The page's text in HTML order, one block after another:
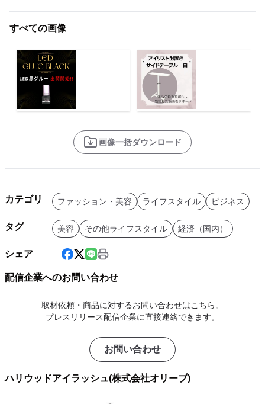
すべての画像
画像一括ダウンロード
カテゴリ ファッション・美容 ライフスタイル ビジネス
タグ 美容 その他ライフスタイル 経済（国内）
シェア
配信企業へのお問い合わせ
取材依頼・商品に対するお問い合わせはこちら。
プレスリリース配信企業に直接連絡できます。
お問い合わせ
ハリウッドアイラッシュ(株式会社オリーブ)